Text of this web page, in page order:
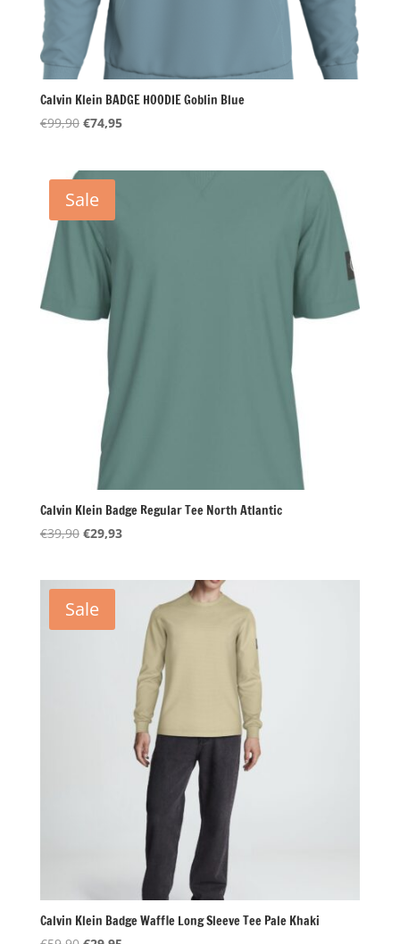
Calvin Klein BADGE HOODIE Goblin Blue
€99,90 Oorspronkelijke
€99,90.
€74,95Huidige
Sale
Calvin Klein Badge Regular Tee North Atlantic
€39,90 Oorspronkelijke
€39,90.
€29,93Huidige
Sale
Calvin Klein Badge Waffle Long Sleeve Tee Pale Khaki